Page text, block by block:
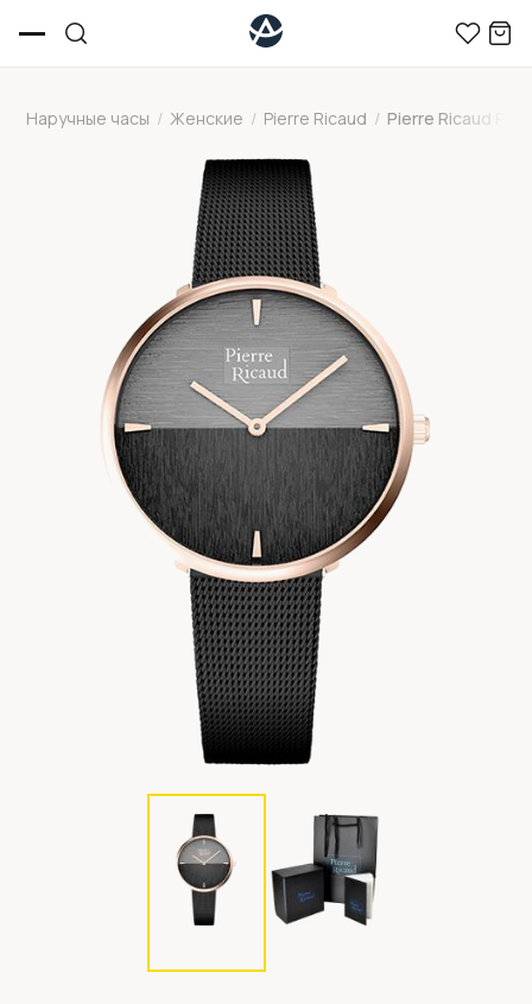
Наручные часы / Женские / Pierre Ricaud / Pierre Ricaud